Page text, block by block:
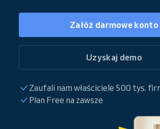
Załóż darmowe konto
Uzyskaj demo
Zaufali nam właściciele 500 tys.
Plan Free na zawsze